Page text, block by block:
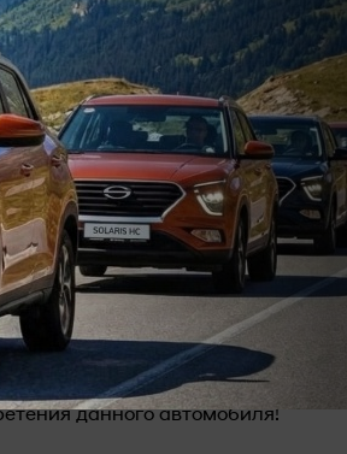
обмене своего автомобиля.
партнеров на самых
Сити 🔴, он может быть
или взноса за выбранный
автомобиль с полным
автомобиля.
расчетом, а
Тогда Вам в 🔴Авто-Сити🔴
18:00
данного автомобиля!